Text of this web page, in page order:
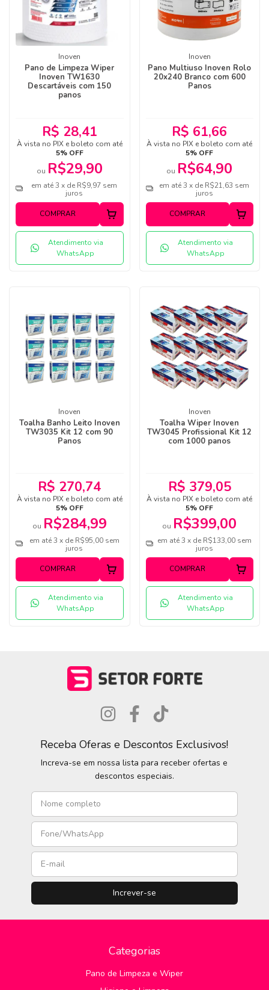
Inoven
Pano de Limpeza Wiper
Inoven TW1630
Descartáveis com 150
panos
R$ 28,41
À vista no PIX e boleto com até
5% OFF
ou R$29,90
em até 3 x de R$9,97 sem
juros
COMPRAR
Atendimento via
WhatsApp
Inoven
Pano Multiuso Inoven Rolo
20x240 Branco com 600
Panos
R$ 61,66
À vista no PIX e boleto com até
5% OFF
ou R$64,90
em até 3 x de R$21,63 sem
juros
COMPRAR
Atendimento via
WhatsApp
Inoven
Toalha Banho Leito Inoven
TW3035 Kit 12 com 90
Panos
R$ 270,74
À vista no PIX e boleto com até
5% OFF
ou R$284,99
em até 3 x de R$95,00 sem
juros
COMPRAR
Atendimento via
WhatsApp
Inoven
Toalha Wiper Inoven
TW3045 Profissional Kit 12
com 1000 panos
R$ 379,05
À vista no PIX e boleto com até
5% OFF
ou R$399,00
em até 3 x de R$133,00 sem
juros
COMPRAR
Atendimento via
WhatsApp
Receba Oferas e Descontos Exclusivos!
Increva-se em nossa lista para receber ofertas e
descontos especiais.
Categorias
Pano de Limpeza e Wiper